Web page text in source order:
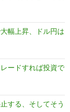
幅上昇、ドル円は
ードすれば投資で
する、そしてそう